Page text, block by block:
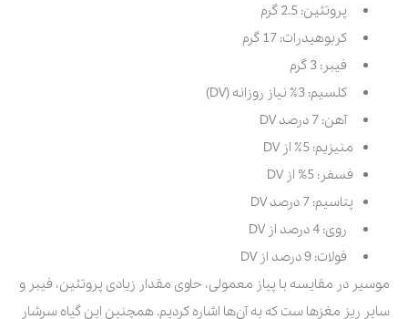
پروتئین: 2.5 گرم
کربوهیدرات: 17 گرم
فیبر: 3 گرم
کلسیم: 3
٪ نیاز روزانه (DV)
آهن: 7 درصد DV
منیزیم: 5
٪ از DV
فسفر: 5% از DV
پتاسیم: 7 درصد DV
روی: 4 درصد از DV
فولات: 9 درصد از DV
موسیر در مقایسه با پیاز معمولی، حاوی مقدار زیادی پروتئین، فیبر و
سایر ریز مغزها ست که به آن‌ها اشاره کردیم. همچنین این گیاه سرشار